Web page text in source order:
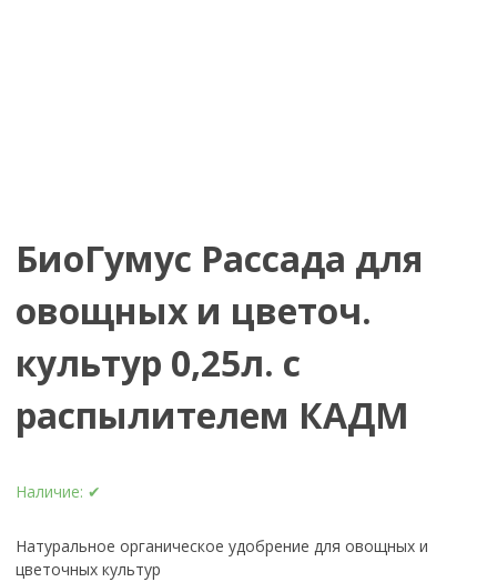
БиоГумус Рассада для
овощных и цветоч.
культур 0,25л. с
распылителем КАДМ
Наличие: ✔
Натуральное органическое удобрение для овощных и
цветочных культур